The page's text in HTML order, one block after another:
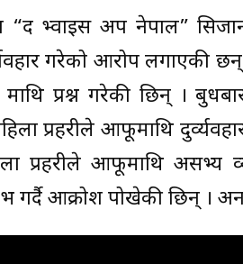
“द भ्वाइस अप नेपाल”
गरेको आरोप लगाएकी छन्
प्रश्न गरेकी छिन् । बुधबार
प्रहरीले आफूमाथि
प्रहरीले आफूमाथि असभ्य
आक्रोश पोखेकी छिन् ।